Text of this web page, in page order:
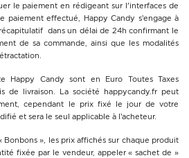
le paiement en rédigeant sur l'interfaces de
paiement effectué, Happy Candy s’engage à
dans un délai de 24h confirmant le
de sa commande, ainsi que les modalités
Happy Candy sont en Euro Toutes Taxes
de livraison. La société happycandy.fr peut
cependant le prix fixé le jour de votre
et sera le seul applicable à l’acheteur.
Bonbons », les prix affichés sur chaque produit
fixée par le vendeur, appeler « sachet de »